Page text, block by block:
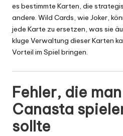
es bestimmte Karten, die
andere. Wild Cards, wie Joker,
jede Karte zu ersetzen, was sie
kluge Verwaltung dieser Karten
Vorteil im Spiel bringen.
Fehler, die
Canasta
sollte